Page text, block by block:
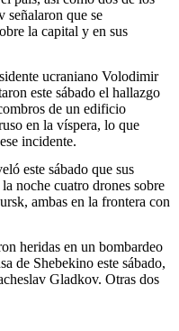
señalaron que se
la capital y en sus
ucraniano Volodimir
este sábado el hallazgo
de un edificio
en la víspera, lo que
incidente.
este sábado que sus
noche cuatro drones sobre
ambas en la frontera con
heridas en un bombardeo
de Shebekino este sábado,
Gladkov. Otras dos